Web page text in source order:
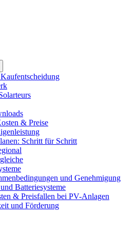
& Preise
Schritt für Schritt
und Genehmigung
Batteriesysteme
& Preisfallen bei PV-Anlagen
und Förderung